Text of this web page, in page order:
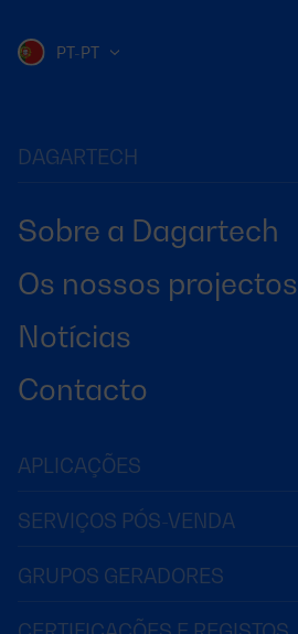
DAGARTECH
Sobre a Dagartech
Os nossos projectos
Notícias
Contacto
PT-PT
APLICAÇÕES
SERVIÇOS PÓS-VENDA
GRUPOS GERADORES